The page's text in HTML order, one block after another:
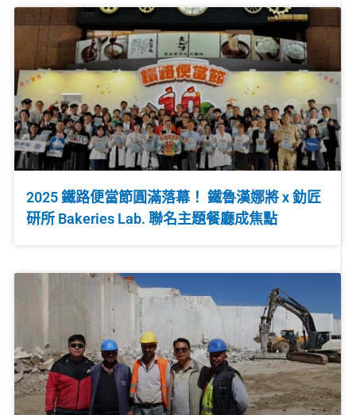
2025 鐵路便當節圓滿落幕！ 鐵魯漢娜將 x 釛匠
研所 Bakeries Lab. 聯名主題餐廳成焦點